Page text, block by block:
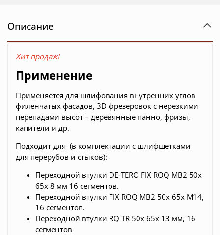
Описание
Хит продаж!
Применение
Применяется для шлифования внутренних углов
филенчатых фасадов, 3D фрезеровок с нерезкими
перепадами высот – деревянные панно, фризы,
капители и др.
Подходит для (в комплектации с шлифщетками
для перерубов и стыков):
Переходной втулки DE-TERO FIX ROQ MB2 50х
65х 8 мм 16 сегментов.
Переходной втулки FIX ROQ MB2 50х 65х М14,
16 сегментов.
Переходной втулки RQ TR 50х 65х 13 мм, 16
сегментов